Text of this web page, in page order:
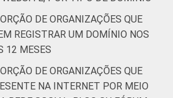
estimuladas. Dados
outubro de 2013 e abril de
- out 2013 / abr 2014
DE ORGANIZAÇÕES QUE
REGISTRAR UM DOMÍNIO NOS
12 MESES
DE ORGANIZAÇÕES QUE
NA INTERNET POR MEIO